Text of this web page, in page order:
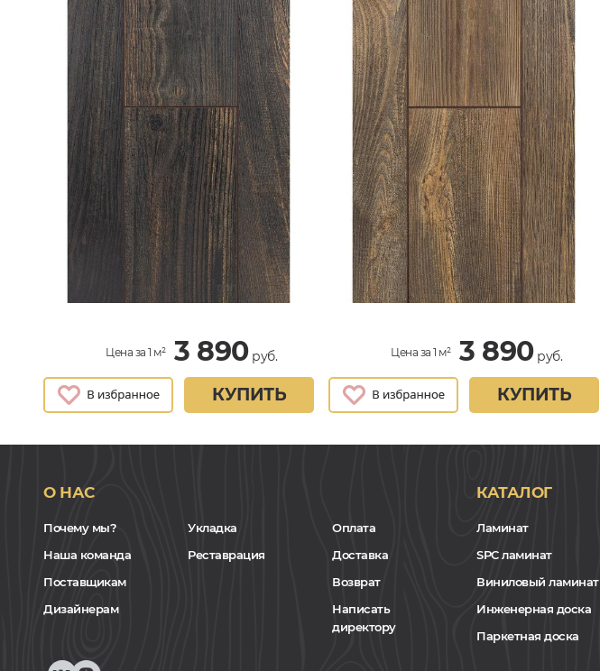
Цена за 1 м² 3 890руб.
КУПИТЬ
Цена за 1 м² 3 890руб.
КУПИТЬ
О НАС
Почему мы?
Наша команда
Поставщикам
Дизайнерам
Укладка
Реставрация
Оплата
Доставка
Возврат
Написать
директору
КАТАЛОГ
Ламинат
SPC ламинат
Виниловый ламинат
Инженерная доска
Паркетная доска